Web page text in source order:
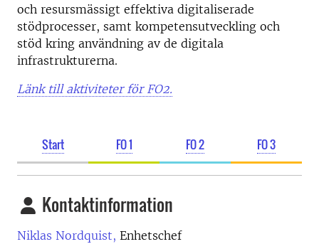
och resursmässigt effektiva digitaliserade
stödprocesser, samt kompetensutveckling och
stöd kring användning av de digitala
infrastrukturerna.
Länk till aktiviteter för FO2.
Start FO 1 FO 2 FO 3
Kontaktinformation
Niklas Nordquist, Enhetschef